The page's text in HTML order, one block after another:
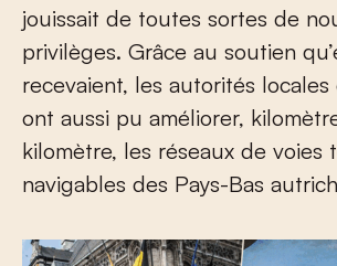
jouissait de toutes sortes de
privilèges. Grâce au soutien
recevaient, les autorités
ont aussi pu améliorer,
kilomètre, les réseaux de voies
navigables des Pays-Bas